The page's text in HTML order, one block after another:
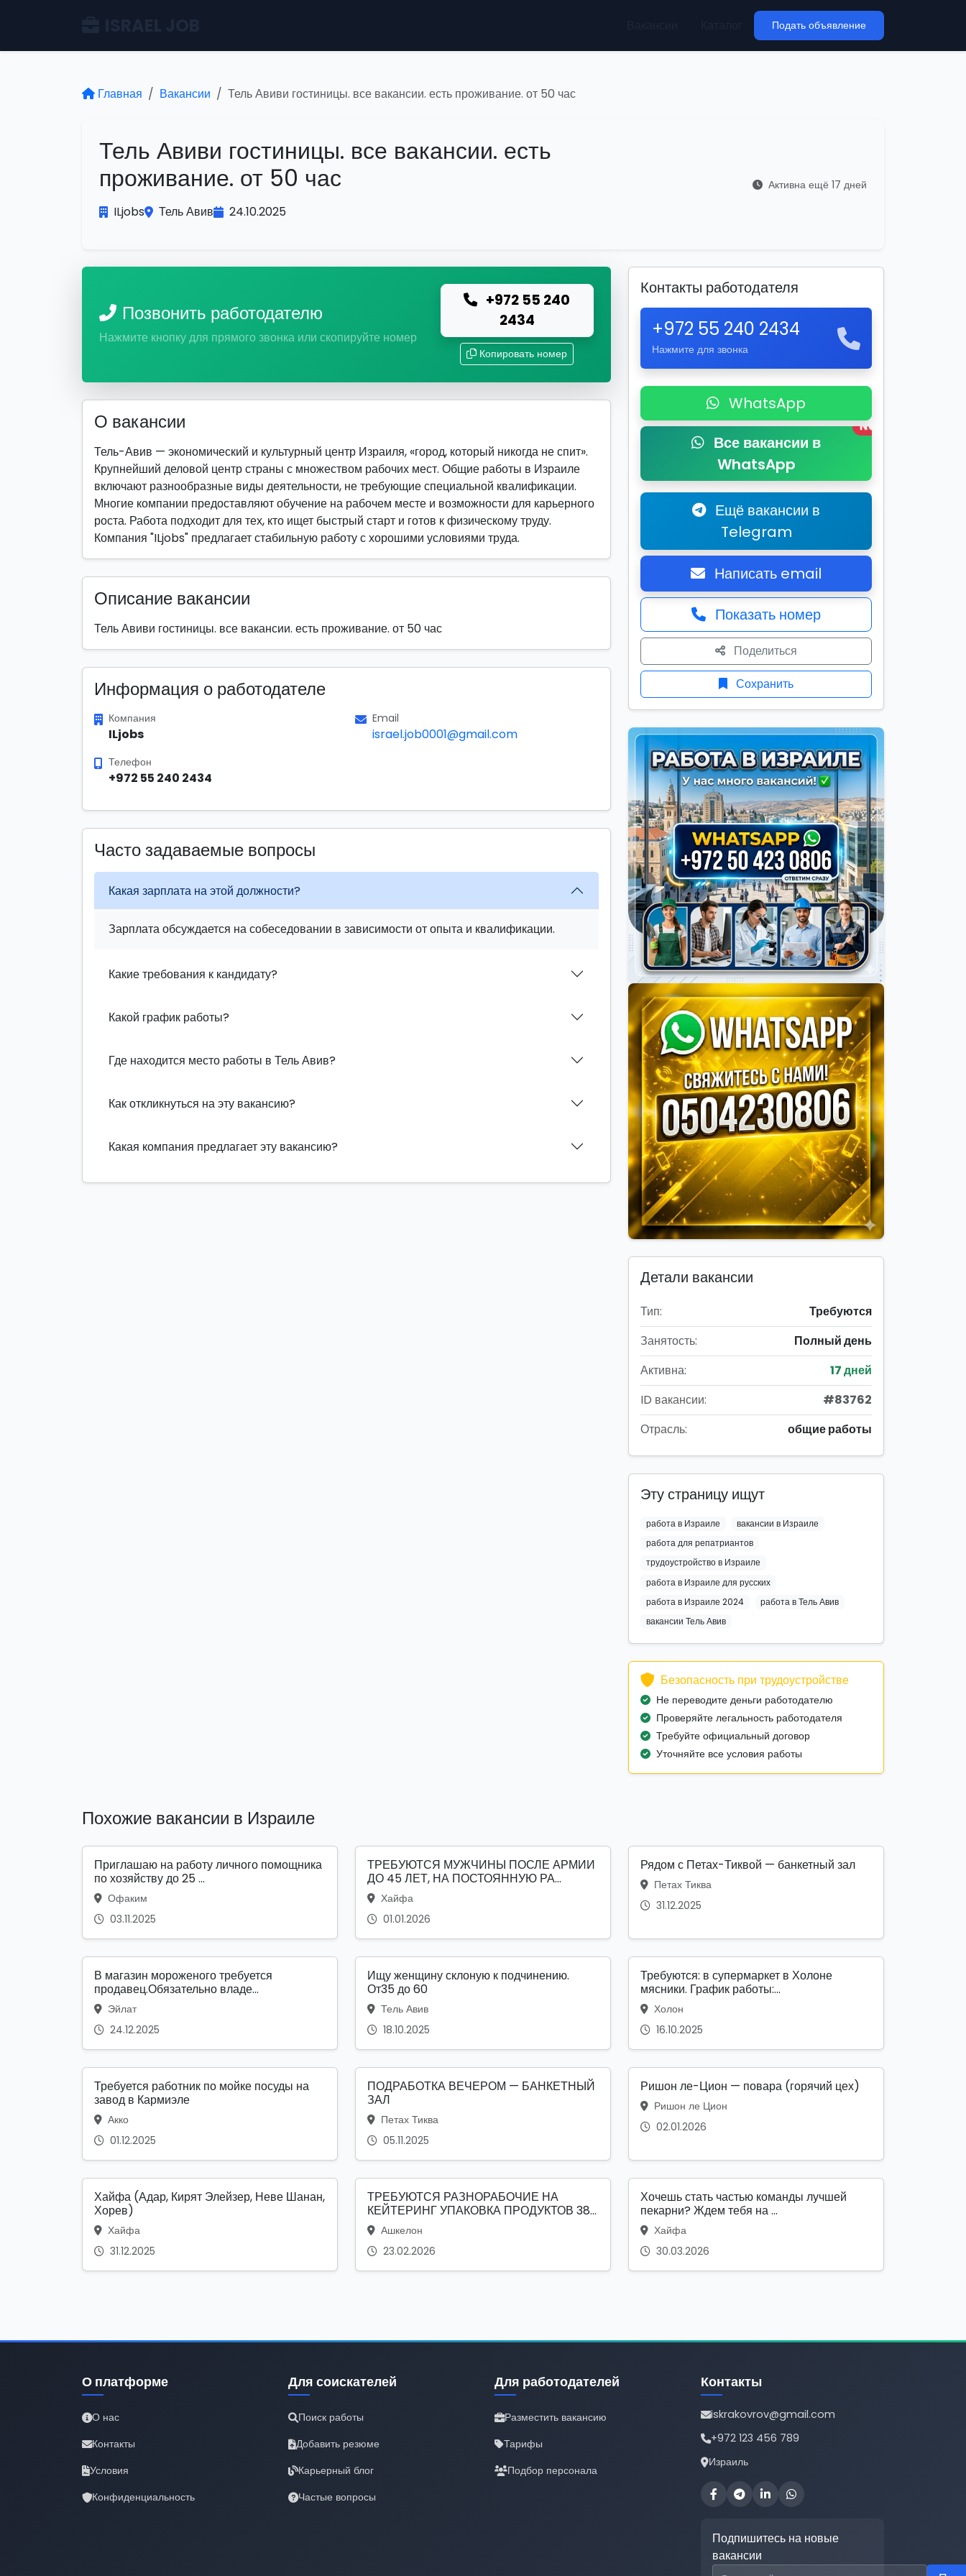
Подать объявление
Главная Вакансии Тель Авиви гостиницы. все вакансии. есть проживание. от 50 час
Тель Авиви гостиницы. все вакансии. есть
проживание. от 50 час
ILjobs Тель Авив 24.10.2025
Активна ещё 17 дней
Позвонить работодателю
Нажмите кнопку для прямого звонка или скопируйте номер
+972 55 240
2434
Копировать номер
О вакансии
Тель-Авив — экономический и культурный центр Израиля, «город, который никогда не спит».
Крупнейший деловой центр страны с множеством рабочих мест. Общие работы в Израиле
включают разнообразные виды деятельности, не требующие специальной квалификации.
Многие компании предоставляют обучение на рабочем месте и возможности для карьерного
роста. Работа подходит для тех, кто ищет быстрый старт и готов к физическому труду.
Компания "ILjobs" предлагает стабильную работу с хорошими условиями труда.
Описание вакансии
Тель Авиви гостиницы. все вакансии. есть проживание. от 50 час
Информация о работодателе
Компания
ILjobs
Email
israel.job0001@gmail.com
Телефон
+972 55 240 2434
Часто задаваемые вопросы
Какая зарплата на этой должности?
Зарплата обсуждается на собеседовании в зависимости от опыта и квалификации.
Какие требования к кандидату?
Какой график работы?
Где находится место работы в Тель Авив?
Как откликнуться на эту вакансию?
Какая компания предлагает эту вакансию?
Контакты работодателя
+972 55 240 2434
Нажмите для звонка
WhatsApp
Все вакансии в
WhatsApp
New
Ещё вакансии в
Telegram
Написать email
Показать номер
Поделиться
Сохранить
Детали вакансии
Тип:
Требуются
Занятость:
Полный день
Активна:
17 дней
ID вакансии:
#83762
Отрасль:
общие работы
Эту страницу ищут
работа в Израиле
вакансии в Израиле
работа для репатриантов
трудоустройство в Израиле
работа в Израиле для русских
работа в Израиле 2024
работа в Тель Авив
вакансии Тель Авив
Безопасность при трудоустройстве
Не переводите деньги работодателю
Проверяйте легальность работодателя
Требуйте официальный договор
Уточняйте все условия работы
Похожие вакансии в Израиле
Приглашаю на работу личного помощника
по хозяйству до 25 ...
Офаким
03.11.2025
ТРЕБУЮТСЯ МУЖЧИНЫ ПОСЛЕ АРМИИ
ДО 45 ЛЕТ, НА ПОСТОЯННУЮ РА...
Хайфа
01.01.2026
Рядом с Петах-Тиквой — банкетный зал
Петах Тиква
31.12.2025
В магазин мороженого требуется
продавец.Обязательно владе...
Эйлат
24.12.2025
Ищу женщину склоную к подчинению.
От35 до 60
Тель Авив
18.10.2025
Требуются: в супермаркет в Холоне
мясники. График работы:...
Холон
16.10.2025
Требуется работник по мойке посуды на
завод в Кармиэле
Акко
01.12.2025
ПОДРАБОТКА ВЕЧЕРОМ — БАНКЕТНЫЙ
ЗАЛ
Петах Тиква
05.11.2025
Ришон ле-Цион — повара (горячий цех)
Ришон ле Цион
02.01.2026
Хайфа (Адар, Кирят Элейзер, Неве Шанан,
Хорев)
Хайфа
31.12.2025
ТРЕБУЮТСЯ РАЗНОРАБОЧИЕ НА
КЕЙТЕРИНГ УПАКОВКА ПРОДУКТОВ 38...
Ашкелон
23.02.2026
Хочешь стать частью команды лучшей
пекарни? Ждем тебя на ...
Хайфа
30.03.2026
О платформе
О нас
Контакты
Условия
Конфиденциальность
Для соискателей
Поиск работы
Добавить резюме
Карьерный блог
Частые вопросы
Для работодателей
Разместить вакансию
Тарифы
Подбор персонала
Контакты
iskrakovrov@gmail.com
+972 123 456 789
Израиль
Подпишитесь на новые
вакансии
Email для подписки